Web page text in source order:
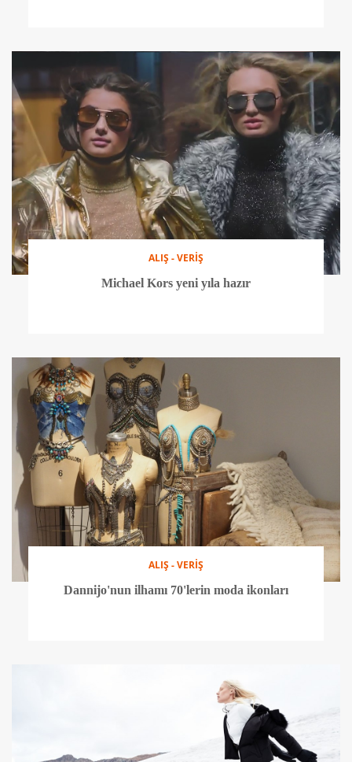
ALIŞ - VERİŞ
Michael Kors yeni yıla hazır
ALIŞ - VERİŞ
Dannijo'nun ilhamı 70'lerin moda ikonları